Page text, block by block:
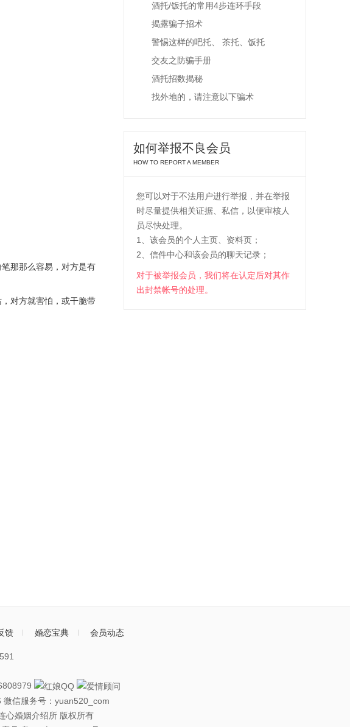
那那么容易，对方是有
对方就害怕，或干脆带
酒托/饭托的常用4步连环手段
揭露骗子招术
警惕这样的吧托、 茶托、饭托
交友之防骗手册
酒托招数揭秘
找外地的，请注意以下骗术
如何举报不良会员
HOW TO REPORT A MEMBER
您可以对于不法用户进行举报，并在举报
时尽量提供相关证据、私信，以便审核人
员尽快处理。
1、该会员的个人主页、资料页；
2、信件中心和该会员的聊天记录；
对于被举报会员，我们将在认定后对其作
出封禁帐号的处理。
馈 婚恋宝典 会员动态
微信服务号：yuan520_com
心婚姻介绍所 版权所有